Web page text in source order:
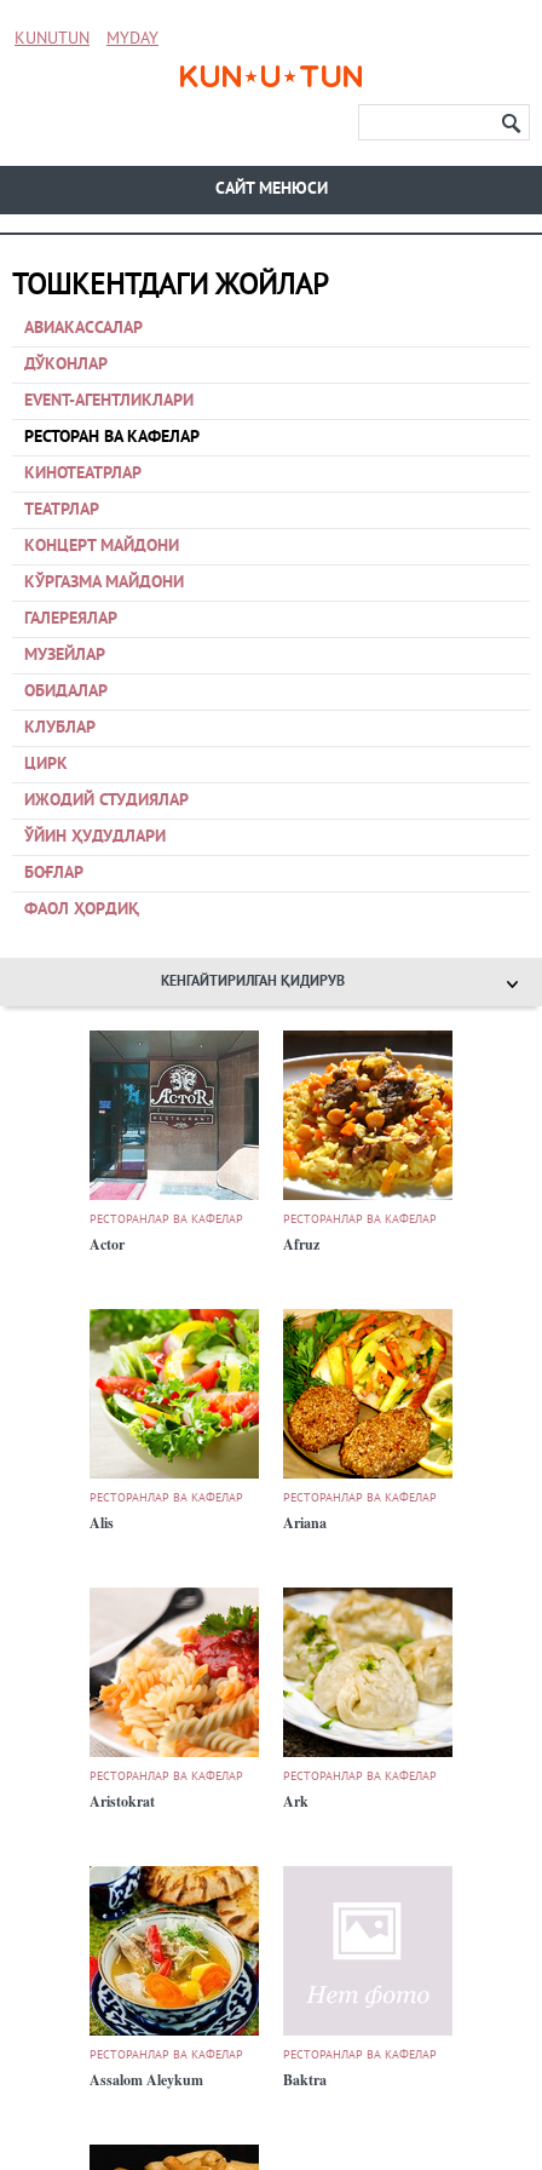
KUNUTUN MYDAY
CАЙТ МЕНЮСИ
ТОШКЕНТДАГИ ЖОЙЛАР
АВИАКАССАЛАР
ДЎКОНЛАР
EVENT-АГЕНТЛИКЛАРИ
РЕСТОРАН ВА КАФЕЛАР
КИНОТЕАТРЛАР
ТЕАТРЛАР
КОНЦЕРТ МАЙДОНИ
КЎРГАЗМА МАЙДОНИ
ГАЛЕРЕЯЛАР
МУЗЕЙЛАР
ОБИДАЛАР
КЛУБЛАР
ЦИРК
ИЖОДИЙ СТУДИЯЛАР
ЎЙИН ҲУДУДЛАРИ
БОҒЛАР
ФАОЛ ҲОРДИҚ
КЕНГАЙТИРИЛГАН ҚИДИРУВ
РЕСТОРАНЛАР ВА КАФЕЛАР
Actor
РЕСТОРАНЛАР ВА КАФЕЛАР
Afruz
РЕСТОРАНЛАР ВА КАФЕЛАР
Alis
РЕСТОРАНЛАР ВА КАФЕЛАР
Ariana
РЕСТОРАНЛАР ВА КАФЕЛАР
Aristokrat
РЕСТОРАНЛАР ВА КАФЕЛАР
Ark
РЕСТОРАНЛАР ВА КАФЕЛАР
Assalom Aleykum
РЕСТОРАНЛАР ВА КАФЕЛАР
Baktra